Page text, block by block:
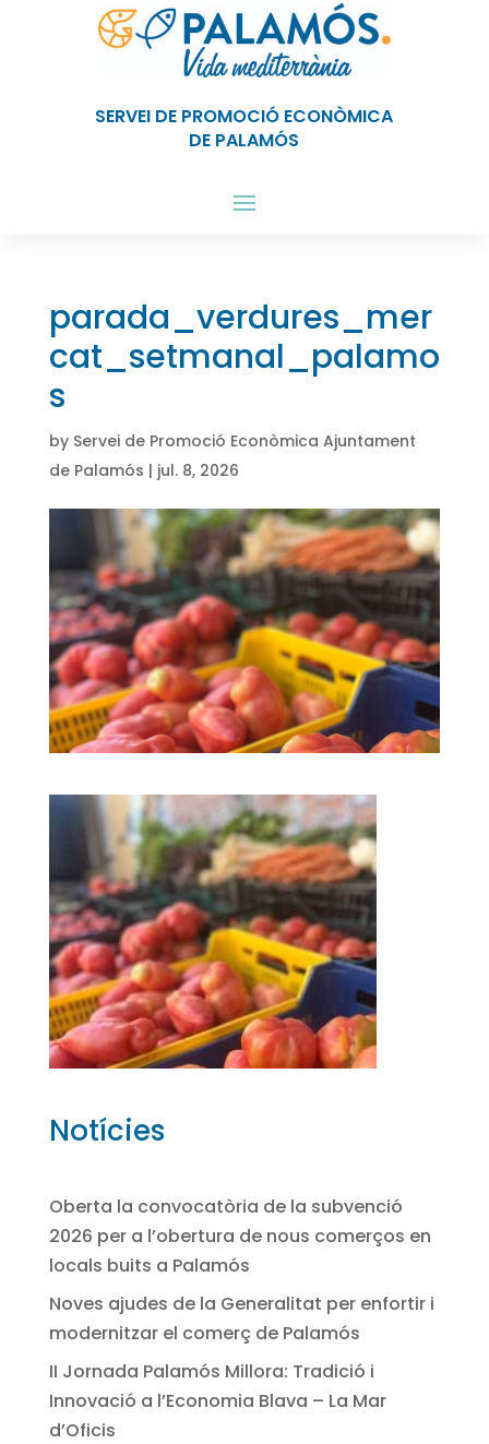
SERVEI DE PROMOCIÓ ECONÒMICA
DE PALAMÓS
parada_verdures_mer
cat_setmanal_palamo
s
by Servei de Promoció Econòmica Ajuntament
de Palamós | jul. 8, 2026
Notícies
Oberta la convocatòria de la subvenció
2026 per a l’obertura de nous comerços en
locals buits a Palamós
Noves ajudes de la Generalitat per enfortir i
modernitzar el comerç de Palamós
II Jornada Palamós Millora: Tradició i
Innovació a l’Economia Blava – La Mar
d’Oficis